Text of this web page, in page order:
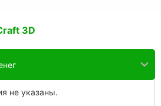
3D
не указаны.